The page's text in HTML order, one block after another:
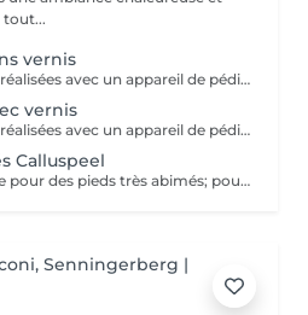
tout...
vernis
Toutes nos pédicures sont réalisées avec un appareil de pédicure médical à jet d'eau. Cette prestation inclut: limage, travail du pourtour de l'ongle, travail des callosités,rape, sérum sur ongles, crème. . Si mycose ou autre affection, le soin ne pourra pas être réalisé.
vernis
Toutes nos pédicures sont réalisées avec un appareil de pédicure médical à jet d'eau. Cette prestation inclut: limage, travail du pourtour de l'ongle, travail des callosités,rape, sérum sur ongles, crème + vernis ci-dessous. Si vous avez déjà du vernis-semi permanent vous devez rajouter l'option 'dépose'. Si mycose ou autre affection, le soin ne pourra pas être réalisé.
Calluspeel
Cette pédicure est indiquée pour des pieds très abimés; pour les callosités nous utilisons la technique CALLUSPEELING de la prestigieuse marque suisse Mavex. Toutes nos pédicures sont réalisées avec un appareil de pédicure médical. Cette prestation inclut:: limage, travail du pourtour de l'ongle, travail des callosités, sérum sur ongles, crème. Si vous avez déjà un vernis-permanent vous devez rajouter l'option 'dépose' Si mycose ou autre affection, le soin ne pourra pas être réalisé